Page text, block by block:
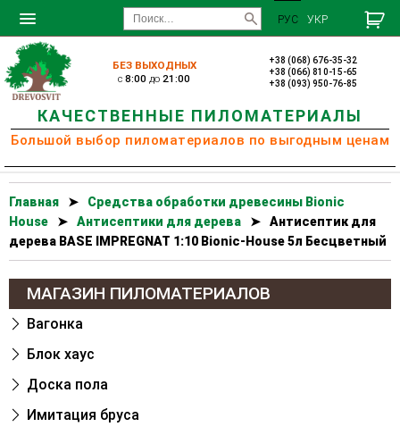
РУС УКР
БЕЗ ВЫХОДНЫХ
c8:00 до21:00
+38 (068) 676-35-32
+38 (066) 810-15-65
+38 (093) 950-76-85
КАЧЕСТВЕННЫЕ ПИЛОМАТЕРИАЛЫ
Большой выбор пиломатериалов по выгодным ценам
Главная ➤
Cредства обработки древесины Bionic
House
➤ Антисептики для дерева ➤
Антисептик для
дерева BASE IMPREGNAT 1:10 Bionic-House 5л Бесцветный
МАГАЗИН ПИЛОМАТЕРИАЛОВ
Вагонка
Блок хаус
Доска пола
Имитация бруса